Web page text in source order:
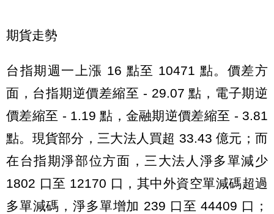
期貨走勢
台指期週一上漲 16 點至 10471 點。價差方
面，台指期逆價差縮至 - 29.07 點，電子期逆
價差縮至 - 1.19 點，金融期逆價差縮至 - 3.81
點。現貨部分，三大法人買超 33.43 億元；而
在台指期淨部位方面，三大法人淨多單減少
1802 口至 12170 口，其中外資空單減碼超過
多單減碼，淨多單增加 239 口至 44409 口；